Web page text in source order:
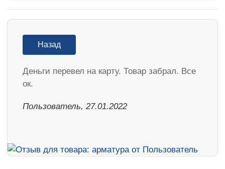
Назад
Деньги перевел на карту. Товар забрал. Все
ок.
Пользователь, 27.01.2022